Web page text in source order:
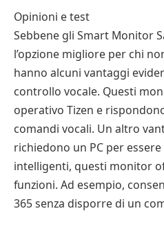
Opinioni e test
Sebbene gli Smart Monitor
l’opzione migliore per chi
hanno alcuni vantaggi
controllo vocale. Questi
operativo Tizen e
comandi vocali. Un altro
richiedono un PC per
intelligenti, questi monitor
funzioni. Ad esempio,
365 senza disporre di un